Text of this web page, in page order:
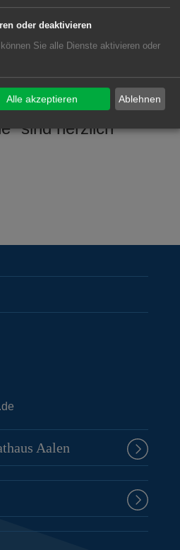
Spenden für die
Salvator in Aalen
sind herzlich
Aalen
oder deaktivieren
Sie alle Dienste aktivieren oder
Ablehnen
Alle akzeptieren